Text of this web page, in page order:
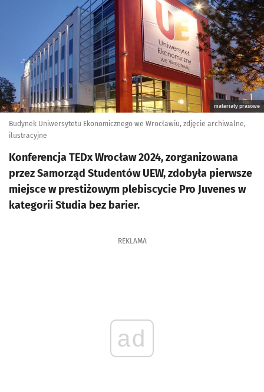
materiały prasowe
Budynek Uniwersytetu Ekonomicznego we Wrocławiu, zdjęcie archiwalne,
ilustracyjne
Konferencja TEDx Wrocław 2024, zorganizowana
przez Samorząd Studentów UEW, zdobyła pierwsze
miejsce w prestiżowym plebiscycie Pro Juvenes w
kategorii Studia bez barier.
REKLAMA
ad